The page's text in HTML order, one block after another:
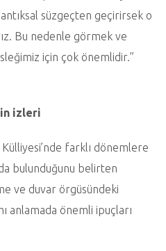
süzgeçten geçirirsek o
Bu nedenle görmek ve
için çok önemlidir.”
izleri
farklı dönemlere
bulunduğunu belirten
ve duvar örgüsündeki
anlamada önemli ipuçları